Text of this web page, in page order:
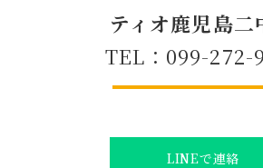
ティオ鹿児島二
TEL：099-272-
LINEで連絡